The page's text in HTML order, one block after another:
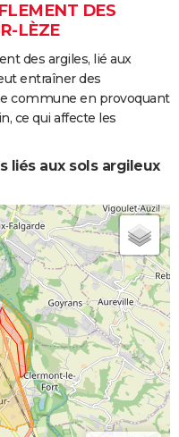
DES
LÈZE
des argiles, lié aux
entraîner des
commune en provoquant
ce qui affecte les
liés aux sols argileux